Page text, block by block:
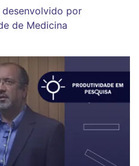
desenvolvido por
de Medicina